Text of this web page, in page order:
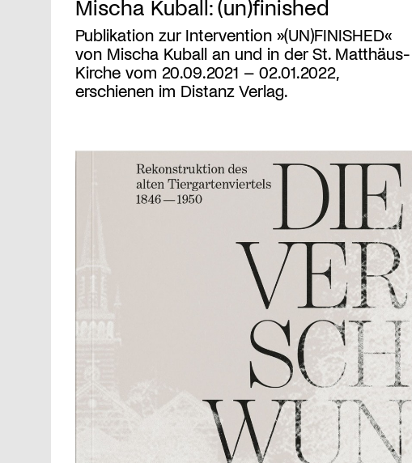
Mischa Kuball: (un)finished
Publikation zur Intervention »(UN)FINISHED«
von Mischa Kuball an und in der St. Matthäus-
Kirche vom 20.09.2021 – 02.01.2022,
erschienen im Distanz Verlag.